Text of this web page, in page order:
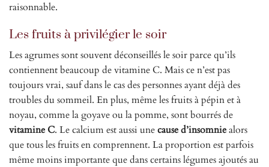
raisonnable.
Les fruits à privilégier le soir
Les agrumes sont souvent déconseillés le soir parce qu’ils
contiennent beaucoup de vitamine C. Mais ce n’est pas
toujours vrai, sauf dans le cas des personnes ayant déjà des
troubles du sommeil. En plus, même les fruits à pépin et à
noyau, comme la goyave ou la pomme, sont bourrés de
vitamine C. Le calcium est aussi unecause d’insomniealors
que tous les fruits en comprennent. La proportion est parfois
même moins importante que dans certains légumes ajoutés au